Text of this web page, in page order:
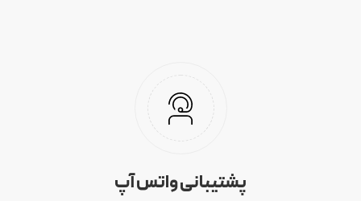
پشتیبانی واتس آپ